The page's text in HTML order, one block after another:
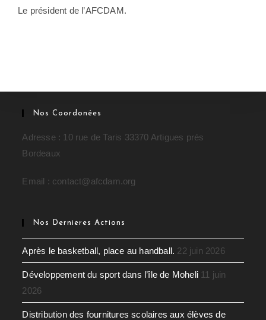
Le président de l’AFCDAM.
Nos Coordonées
Adresse : 10 rue de Taris 33370 Artigues prés
Bordeaux
Email : contact@afcdam.org
Nos Dernieres Actions
Après le basketball, place au handball. 22 juin 2026
Développement du sport dans l’île de Moheli 11 juin
2026
Distribution des fournitures scolaires aux élèves de